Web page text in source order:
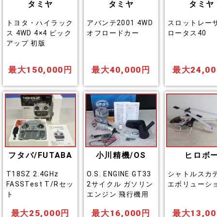
タミヤ
トヨタ・ハイラック
ス 4WD 4×4 ピック
アップ 初版
最大150,000円
タミヤ
アバンテ2001 4WD
オフロードカー
最大40,000円
タミヤ
スロットレー
ロータス40
最大
フタバ/FUTABA
T18SZ 2.4GHz
FASSTest T/Rセッ
ト
最大25,000円
小川精機/OS
O.S. ENGINE GT33
2サイクル ガソリン
エンジン 飛行機用
最大16,000円
ヒロボ
シャトルスカ
エボリューシ
最大